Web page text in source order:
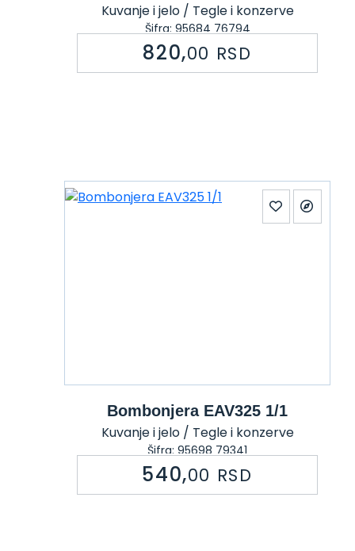
Kuvanje i jelo / Tegle i konzerve
Šifra: 95684 76794
820,00 RSD
Bombonjera EAV325 1/1
Kuvanje i jelo / Tegle i konzerve
Šifra: 95698 79341
540,00 RSD